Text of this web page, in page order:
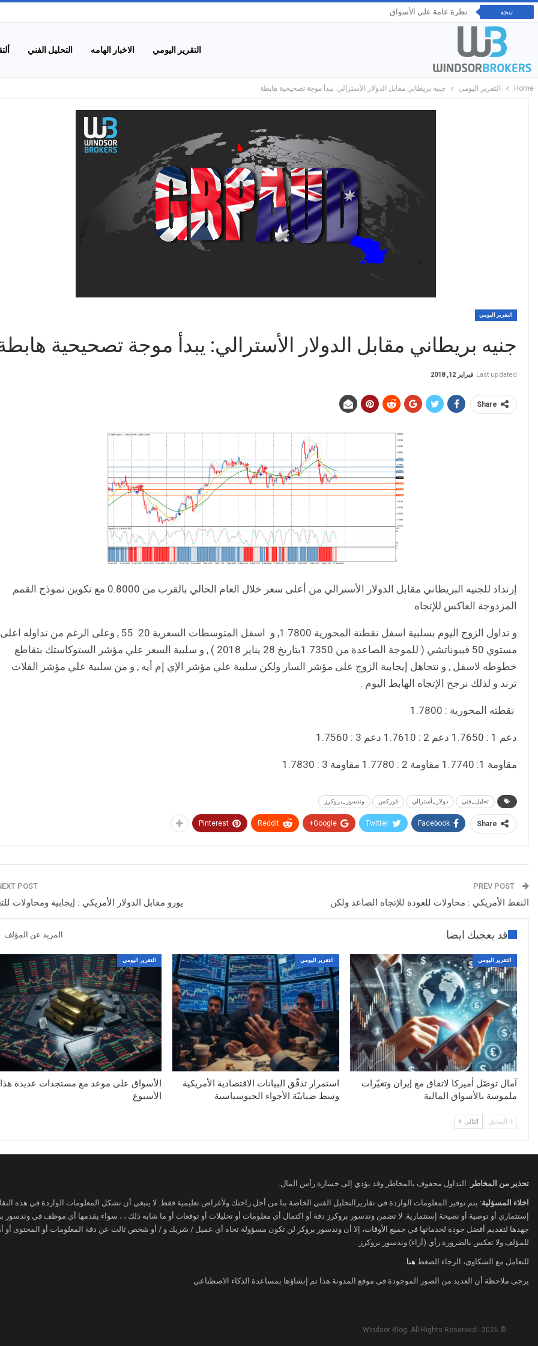
تتجه نظرة عامة على الأسواق
التقرير اليومي الاخبار الهامه التحليل الفني
Home التقرير اليومي جنيه بريطاني مقابل الدولار الأسترالي: يبدأ موجة تصحيحية هابطة
التقرير اليومي
جنيه بريطاني مقابل الدولار الأسترالي: يبدأ موجة تصحيحية
Last updated فبراير 12, 2018
Share
إرتداد للجنيه البريطاني مقابل الدولار الأسترالي من أعلى سعر خلال العام الحالي بالقرب من 0.8000 مع تكوين نموذج القمم
المزدوجة العاكس للإتجاه
و تداول الزوج اليوم بسلبية اسفل نقطتة المحورية 1.7800, و اسفل المتوسطات السعرية 20 55 , وعلى الرغم من تداوله اعلى
مستوي 50 فيبوناتشي ( للموجة الصاعدة من 1.7350بتاريخ 28 يناير 2018 ) , و سلبية السعر علي مؤشر الستوكاستك بتقاطع
خطوطه لاسفل , و نتجاهل إيجابية الزوج على مؤشر السار ولكن سلبية علي مؤشر الإي إم أيه , و من سلبية علي مؤشر الفلات
ترند و لذلك نرجح الإتجاه الهابط اليوم .
نقطته المحورية : 1.7800
دعم 1 : 1.7650 دعم 2 : 1.7610 دعم 3 : 1.7560
مقاومة 1: 1.7740 مقاومة 2 : 1.7780 مقاومة 3 : 1.7830
تحليل_فني دولار_أسترالي فوركس وندسور_بروكرز
Share
Facebook
Twitter
Google+
ReddIt
Pinterest
النفط الأمريكي : محاولات للعودة للإتجاه الصاعد ولكن
POST
يورو مقابل الدولار الأمريكي : إيجابية ومحاولات
قد يعجبك ايضا المزيد عن المؤلف
التقرير اليومي
آمال توصّل أميركا لاتفاق مع إيران وتغيّرات
ملموسة بالأسواق المالية
التقرير اليومي
استمرار تدفّق البيانات الاقتصادية الأمريكية
وسط ضبابيّة الأجواء الجيوسياسية
التقرير اليومي
الأسواق على موعد مع مستجدات عديدة هذا
الأسبوع
السابق التالي
تحذير من المخاطر : التداول محفوف بالمخاطر وقد يؤدي إلى خسارة رأس المال.
اخلاء المسؤلية: يتم توفير المعلومات الواردة في تقاريرالتحليل الفني الخاصة بنا من أجل راحتك ولأغراض تعليمية فقط. لا ينبغي أن تشكل المعلومات الواردة في هذه
إستثماري أو توصية أو نصيحة إستثمارية. لا تضمن وندسور بروكرز دقة أو اكتمال أي معلومات أو تحليلات أو توقعات أو ما شابه ذلك ، ، سواء يقدمها أي موظف في
جهدها لتقديم أفضل جودة لخدماتها في جميع الأوقات، إلا أن وندسور بروكز لن تكون مسؤولة تجاه أي عميل / شريك و / أو شخص ثالث عن دقة المعلومات أو المحتوى أو
للمؤلف ولا تعكس بالضرورة رأي (آراء) وندسور بروكرز.
للتعامل مع الشكاوى، الرجاء الضغط هنا.
يرجى ملاحظة أن العديد من الصور الموجودة في موقع المدونة هذا تم إنشاؤها بمساعدة الذكاء الاصطناعي
© 2026 - Windsor Blog. All Rights Reserved.